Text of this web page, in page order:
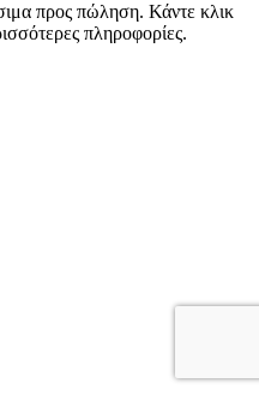
προς πώληση. Κάντε κλικ
πληροφορίες.